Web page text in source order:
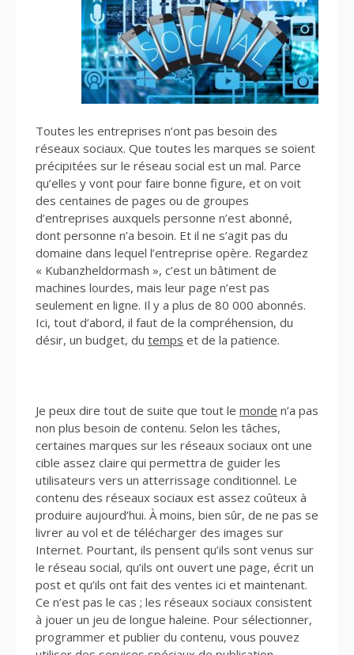
Toutes les entreprises n’ont pas besoin des
réseaux sociaux. Que toutes les marques se soient
précipitées sur le réseau social est un mal. Parce
qu’elles y vont pour faire bonne figure, et on voit
des centaines de pages ou de groupes
d’entreprises auxquels personne n’est abonné,
dont personne n’a besoin. Et il ne s’agit pas du
domaine dans lequel l’entreprise opère. Regardez
« Kubanzheldormash », c’est un bâtiment de
machines lourdes, mais leur page n’est pas
seulement en ligne. Il y a plus de 80 000 abonnés.
Ici, tout d’abord, il faut de la compréhension, du
désir, un budget, du temps et de la patience.
Je peux dire tout de suite que tout le monde n’a pas
non plus besoin de contenu. Selon les tâches,
certaines marques sur les réseaux sociaux ont une
cible assez claire qui permettra de guider les
utilisateurs vers un atterrissage conditionnel. Le
contenu des réseaux sociaux est assez coûteux à
produire aujourd’hui. À moins, bien sûr, de ne pas se
livrer au vol et de télécharger des images sur
Internet. Pourtant, ils pensent qu’ils sont venus sur
le réseau social, qu’ils ont ouvert une page, écrit un
post et qu’ils ont fait des ventes ici et maintenant.
Ce n’est pas le cas ; les réseaux sociaux consistent
à jouer un jeu de longue haleine. Pour sélectionner,
programmer et publier du contenu, vous pouvez